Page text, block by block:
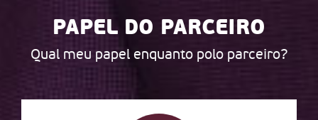
PAPEL DO PARCEIRO
Qual meu papel enquanto polo parceiro?